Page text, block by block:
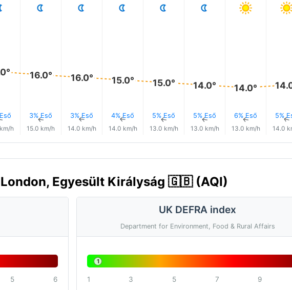
h
16.0°
3% Eső
↑
15.0 km/h
16.0°
3% Eső
↑
14.0 km/h
15.0°
4% Eső
↑
14.0 km/h
15.0°
5% Eső
↑
13.0 km/h
14.0°
5% Eső
↑
13.0 km/h
14.0°
6% Eső
↑
13.0 km/h
5%↑
14.0
Egyesült Királyság 🇬🇧 (AQI)
5 6
UK DEFRA index
Department for Environment, Food & Rural Affairs
1
1 3 5 7 9